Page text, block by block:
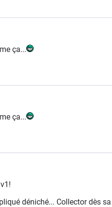
ça...
ça...
déniché... Collector dès